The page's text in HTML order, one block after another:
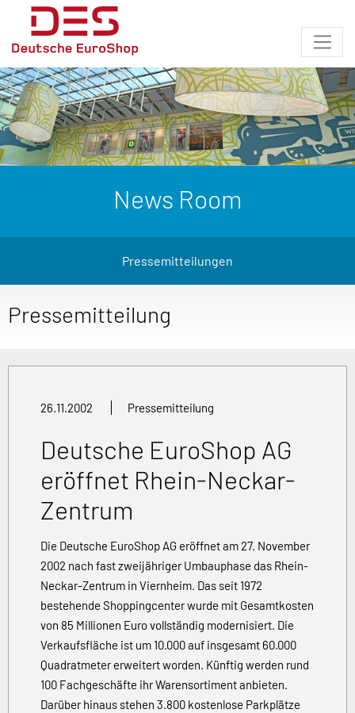
News Room
Pressemitteilungen
Pressemitteilung
26.11.2002 Pressemitteilung
Deutsche EuroShop AG
eröffnet Rhein-Neckar-
Zentrum
Die Deutsche EuroShop AG eröffnet am 27. November
2002 nach fast zweijähriger Umbauphase das Rhein-
Neckar-Zentrum in Viernheim. Das seit 1972
bestehende Shoppingcenter wurde mit Gesamtkosten
von 85 Millionen Euro vollständig modernisiert. Die
Verkaufsfläche ist um 10.000 auf insgesamt 60.000
Quadratmeter erweitert worden. Künftig werden rund
100 Fachgeschäfte ihr Warensortiment anbieten.
Darüber hinaus stehen 3.800 kostenlose Parkplätze